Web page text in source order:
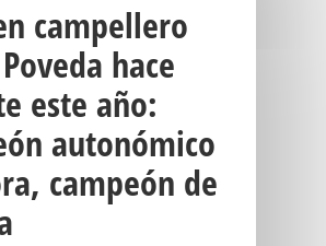
campellero
hace
este año:
autonómico
campeón de